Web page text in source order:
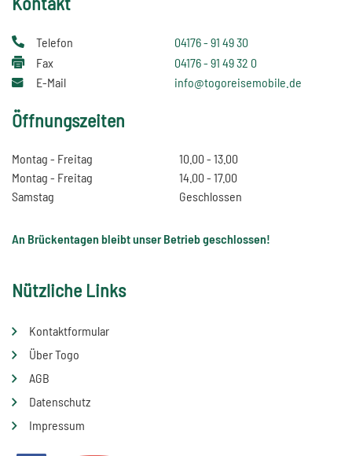
Telefon
04176 - 91 49 30
Fax
04176 - 91 49 32 0
E-Mail
info@togoreisemobile.de
Öffnungszeiten
Montag - Freitag
10.00 - 13.00
Montag - Freitag
14.00 - 17.00
Samstag
Geschlossen
An Brückentagen bleibt unser Betrieb geschlossen!
Nützliche Links
Kontaktformular
Über Togo
AGB
Datenschutz
Impressum